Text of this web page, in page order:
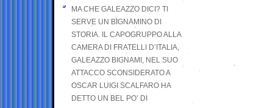
MA CHE GALEAZZO DICI? TI
SERVE UN BIGNAMINO DI
STORIA. IL CAPOGRUPPO ALLA
CAMERA DI FRATELLI D’ITALIA,
GALEAZZO BIGNAMI, NEL SUO
ATTACCO SCONSIDERATO A
OSCAR LUIGI SCALFARO HA
DETTO UN BEL PO’ DI